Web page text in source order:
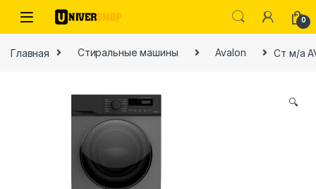
Skip to navigation
Skip to content
0
Главная Стиральные машины Avalon Ст м/а
🔍